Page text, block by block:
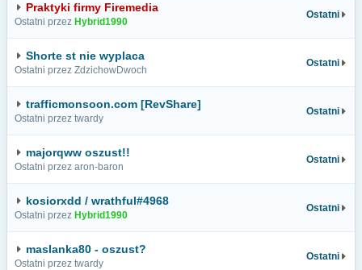
Praktyki firmy Firemedia
Ostatni przez Hybrid1990
Ostatni
Shorte st nie wyplaca
Ostatni przez ZdzichowDwoch
Ostatni
trafficmonsoon.com [RevShare]
Ostatni przez twardy
Ostatni
majorqww oszust!!
Ostatni przez aron-baron
Ostatni
kosiorxdd / wrathful#4968
Ostatni przez Hybrid1990
Ostatni
maslanka80 - oszust?
Ostatni przez twardy
Ostatni